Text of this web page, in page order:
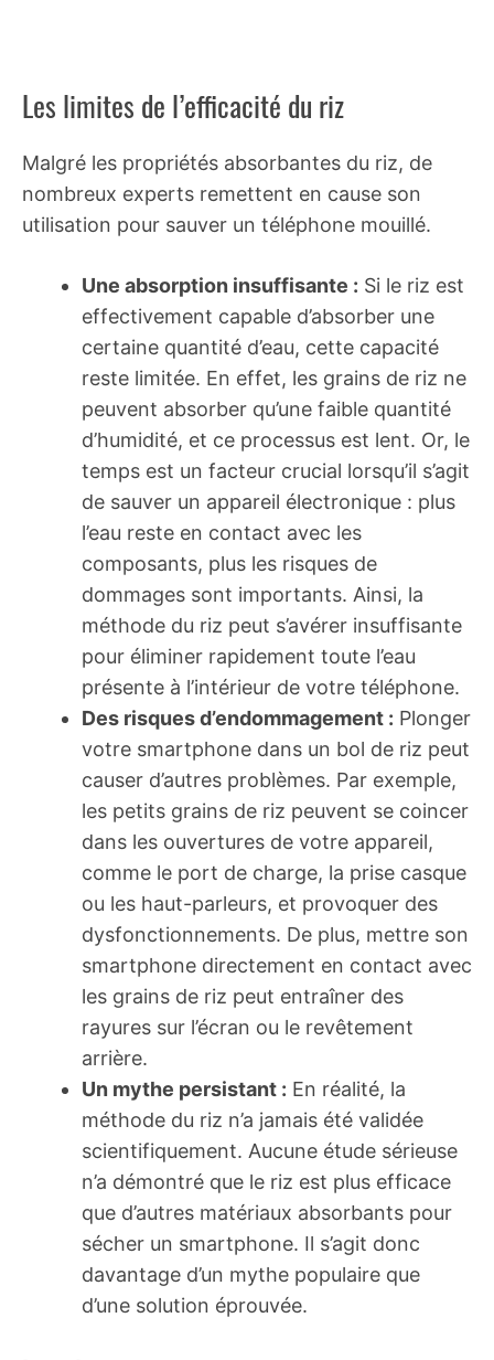
Les limites de l’efficacité du riz
Malgré les propriétés absorbantes du riz, de
nombreux experts remettent en cause son
utilisation pour sauver un téléphone mouillé.
Une absorption insuffisante : Si le riz est
effectivement capable d’absorber une
certaine quantité d’eau, cette capacité
reste limitée. En effet, les grains de riz ne
peuvent absorber qu’une faible quantité
d’humidité, et ce processus est lent. Or, le
temps est un facteur crucial lorsqu’il s’agit
de sauver un appareil électronique : plus
l’eau reste en contact avec les
composants, plus les risques de
dommages sont importants. Ainsi, la
méthode du riz peut s’avérer insuffisante
pour éliminer rapidement toute l’eau
présente à l’intérieur de votre téléphone.
Des risques d’endommagement : Plonger
votre smartphone dans un bol de riz peut
causer d’autres problèmes. Par exemple,
les petits grains de riz peuvent se coincer
dans les ouvertures de votre appareil,
comme le port de charge, la prise casque
ou les haut-parleurs, et provoquer des
dysfonctionnements. De plus, mettre son
smartphone directement en contact avec
les grains de riz peut entraîner des
rayures sur l’écran ou le revêtement
arrière.
Un mythe persistant : En réalité, la
méthode du riz n’a jamais été validée
scientifiquement. Aucune étude sérieuse
n’a démontré que le riz est plus efficace
que d’autres matériaux absorbants pour
sécher un smartphone. Il s’agit donc
davantage d’un mythe populaire que
d’une solution éprouvée.